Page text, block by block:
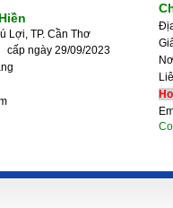
Lợi, TP. Cần Thơ
cấp ngày 29/09/2023